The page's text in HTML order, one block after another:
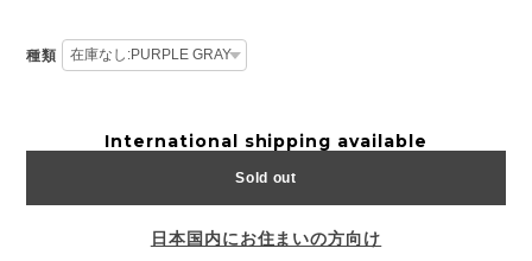
種類
International shipping available
Sold out
日本国内にお住まいの方向け